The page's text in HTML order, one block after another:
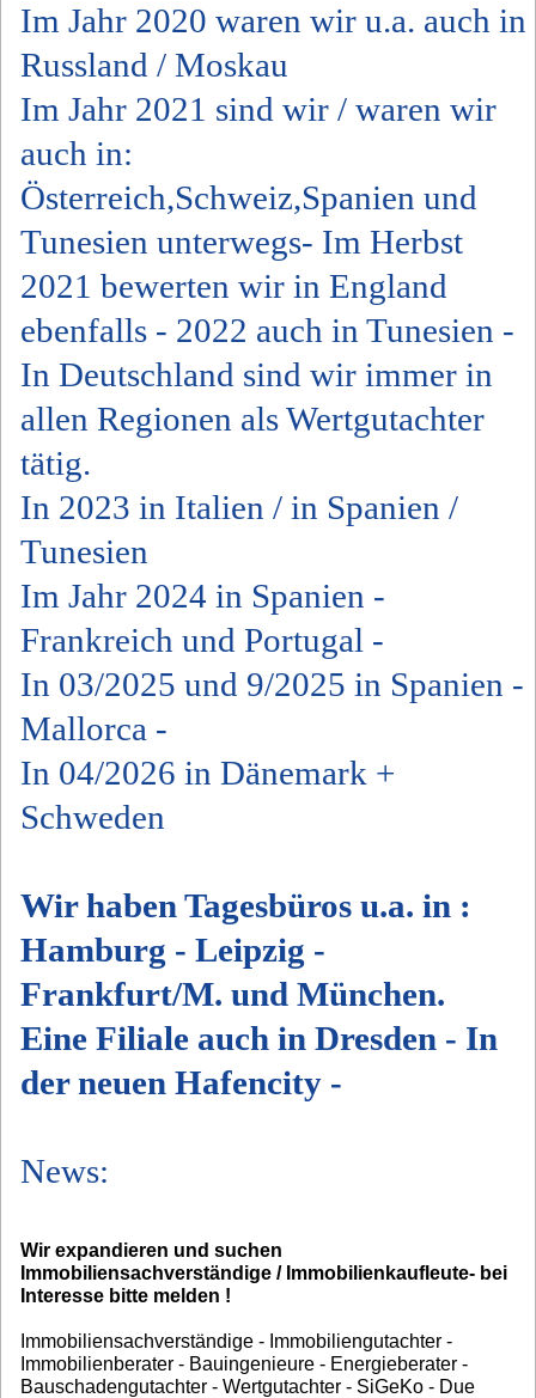
Im Jahr 2020 waren wir u.a. auch in
Russland / Moskau
Im Jahr 2021 sind wir / waren wir
auch in:
Österreich,Schweiz,Spanien und
Tunesien unterwegs- Im Herbst
2021 bewerten wir in England
ebenfalls - 2022 auch in Tunesien -
In Deutschland sind wir immer in
allen Regionen als Wertgutachter
tätig.
In 2023 in Italien / in Spanien /
Tunesien
Im Jahr 2024 in Spanien -
Frankreich und Portugal -
In 03/2025 und 9/2025 in Spanien -
Mallorca -
In 04/2026 in Dänemark +
Schweden
Wir haben Tagesbüros u.a. in :
Hamburg - Leipzig -
Frankfurt/M. und München.
Eine Filiale auch in Dresden - In
der neuen Hafencity -
News:
Wir expandieren und suchen
Immobiliensachverständige / Immobilienkaufleute- bei
Interesse bitte melden !
Immobiliensachverständige - Immobiliengutachter -
Immobilienberater - Bauingenieure - Energieberater -
Bauschadengutachter - Wertgutachter - SiGeKo - Due